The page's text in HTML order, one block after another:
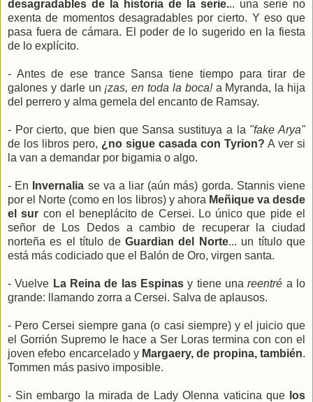
desagradables de la historia de la serie... una serie no
exenta de momentos desagradables por cierto. Y eso que
pasa fuera de cámara. El poder de lo sugerido en la fiesta
de lo explícito.
- Antes de ese trance Sansa tiene tiempo para tirar de
galones y darle un ¡zas, en toda la boca!a Myranda, la hija
del perrero y alma gemela del encanto de Ramsay.
- Por cierto, que bien que Sansa sustituya a la "fake Arya"
de los libros pero, ¿no sigue casada con Tyrion? A ver si
la van a demandar por bigamia o algo.
- En Invernalia se va a liar (aún más) gorda. Stannis viene
por el Norte (como en los libros) y ahora Meñique va desde
el sur con el beneplácito de Cersei. Lo único que pide el
señor de Los Dedos a cambio de recuperar la ciudad
norteña es el título de Guardian del Norte... un título que
está más codiciado que el Balón de Oro, virgen santa.
- Vuelve La Reina de las Espinas y tiene unareentré a lo
grande: llamando zorra a Cersei. Salva de aplausos.
- Pero Cersei siempre gana (o casi siempre) y el juicio que
el Gorrión Supremo le hace a Ser Loras termina con con el
joven efebo encarcelado y Margaery, de propina, también.
Tommen más pasivo imposible.
- Sin embargo la mirada de Lady Olenna vaticina que los